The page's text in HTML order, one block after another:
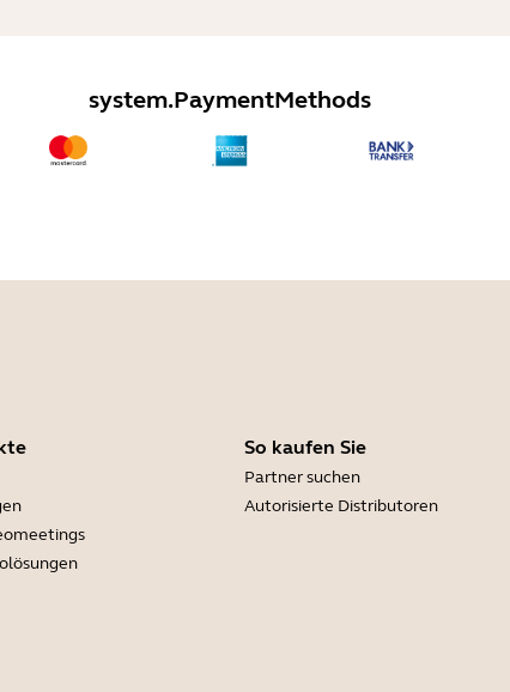
system.PaymentMethods
So kaufen Sie
Partner suchen
Autorisierte Distributoren